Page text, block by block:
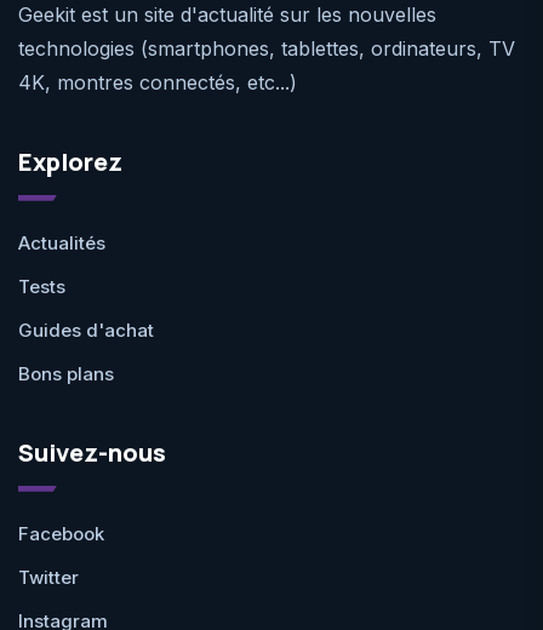
Geekit est un site d'actualité sur les nouvelles
technologies (smartphones, tablettes, ordinateurs, TV
4K, montres connectés, etc...)
Explorez
Actualités
Tests
Guides d'achat
Bons plans
Suivez-nous
Facebook
Twitter
Instagram